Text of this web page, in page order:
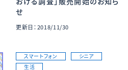
せ
更新日：2018/11/30
スマートフォン
シニア
生活